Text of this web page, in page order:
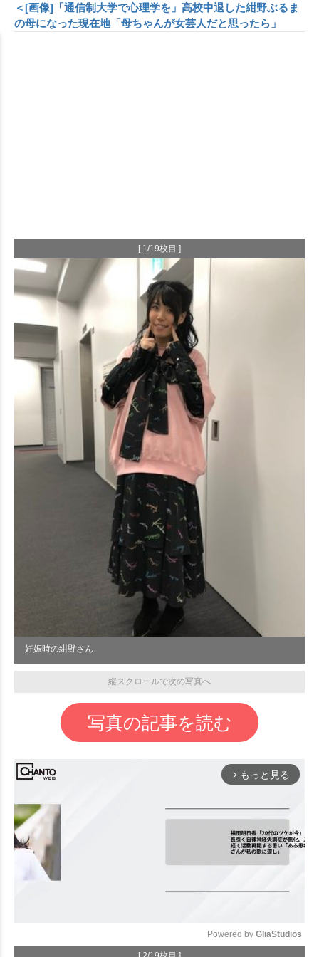
＜[画像]「通信制大学で心理学を」高校中退した紺野ぶるま
の母になった現在地「母ちゃんが女芸人だと思ったら」
[ 1/19枚目 ]
妊娠時の紺野さん
縦スクロールで次の写真へ
写真の記事を読む
arrow_forward_ios もっと見る
Powered by GliaStudios